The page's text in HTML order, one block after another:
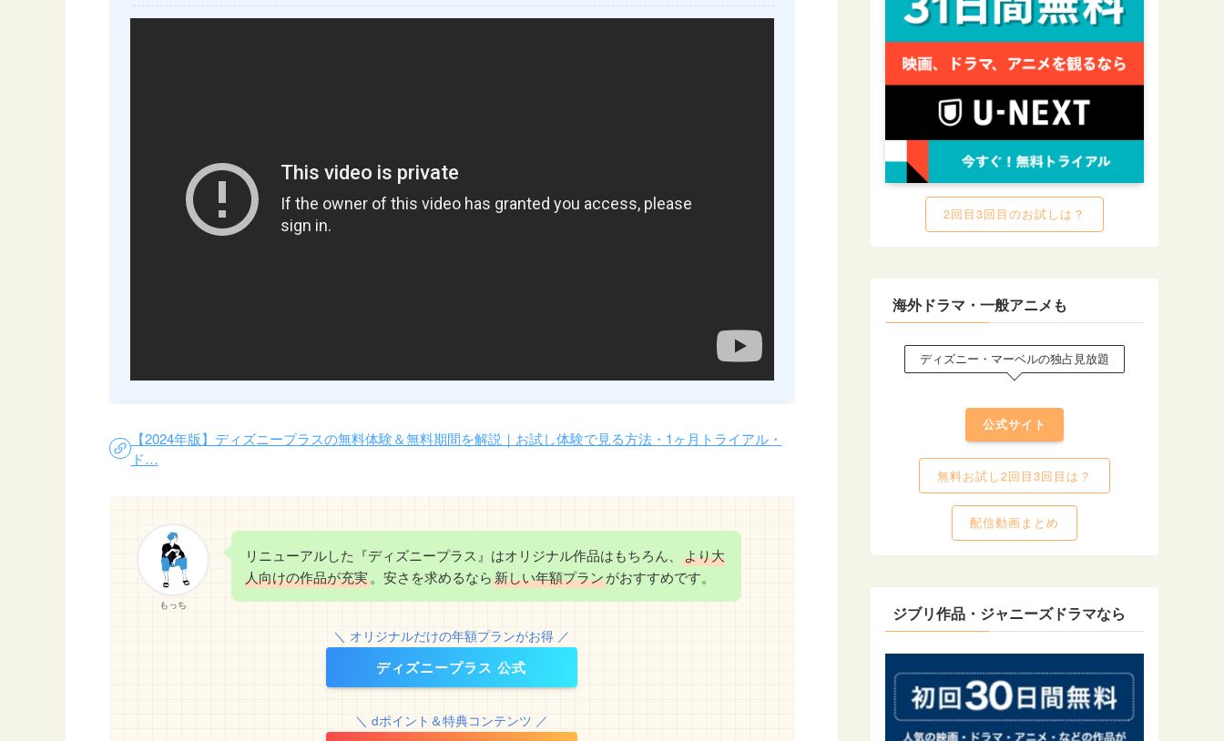
【2024年版】ディズニープラスの無料体験＆無料期間を解説｜お試し体験で見る方法・1ヶ月トライアル・
ド…
もっち
リニューアルした『ディズニープラス』はオリジナル作品はもちろん、 より大
人向けの作品が充実。安さを求めるなら新しい年額プランがおすすめです。
＼ オリジナルだけの年額プランがお得 ／
ディズニープラス 公式
＼ dポイント＆特典コンテンツ ／
2回目3回目のお試しは？
海外ドラマ・一般アニメも
ディズニー・マーベルの独占見放題
公式サイト
無料お試し2回目3回目は？
配信動画まとめ
ジブリ作品・ジャニーズドラマなら